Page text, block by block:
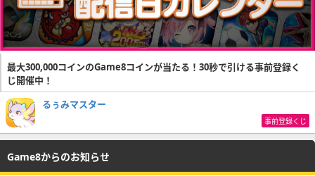
最大300,000コインのGame8コインが当たる！30秒で引ける事前登録く
じ開催中！
るぅみマスター
事前登録くじ
Game8からのお知らせ